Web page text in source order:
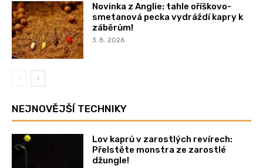
Novinka z Anglie: tahle oříškovo-
smetanová pecka vydráždí kapry k
záběrům!
3. 8. 2026
NEJNOVĚJŠÍ TECHNIKY
Lov kaprů v zarostlých revírech:
Přelstěte monstra ze zarostlé
džungle!